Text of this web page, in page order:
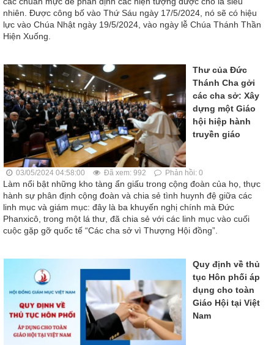
nhiên. Được công bố vào Thứ Sáu ngày 17/5/2024, nó sẽ có hiệu
lực vào Chúa Nhật ngày 19/5/2024, vào ngày lễ Chúa Thánh Thần
Hiện Xuống.
Thư của Đức
Thánh Cha gởi
các cha sở: Xây
dựng một Giáo
hội hiệp hành
truyền giáo
03/05/2024 04:58:00 Đã xem: 992 Phản hồi: 0
Làm nổi bật những kho tàng ẩn giấu trong cộng đoàn của họ, thực
hành sự phân định cộng đoàn và chia sẻ tình huynh đệ giữa các
linh mục và giám mục: đây là ba khuyến nghị chính mà Đức
Phanxicô, trong một lá thư, đã chia sẻ với các linh mục vào cuối
cuộc gặp gỡ quốc tế “Các cha sở vì Thượng Hội đồng”.
Quy định về thủ
tục Hôn phối áp
dụng cho toàn
Giáo Hội tại Việt
Nam